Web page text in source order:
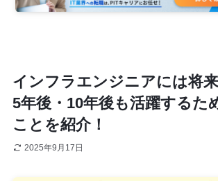
インフラエンジニアには将
5年後・10年後も活躍するた
ことを紹介！
2025年9月17日